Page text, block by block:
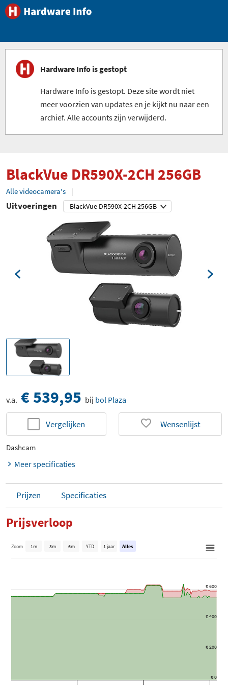
Hardware Info is gestopt
Hardware Info is gestopt. Deze site wordt niet
meer voorzien van updates en je kijkt nu naar een
archief. Alle accounts zijn verwijderd.
BlackVue DR590X-2CH 256GB
Alle videocamera's
Uitvoeringen
v.a. € 539,95 bij bol Plaza
Vergelijken Wensenlijst
Dashcam
Meer specificaties
Prijzen Specificaties
Prijsverloop
€ 0
€ 200
€ 400
€ 600
Zoom 1m 3m 6m YTD 1 jaar Alles